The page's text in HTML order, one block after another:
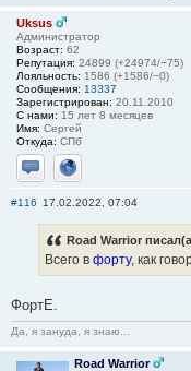
Uksus
Администратор
Возраст: 62
Репутация: 24899 (+24974/−75)
Лояльность: 1586 (+1586/−0)
Сообщения: 13337
Зарегистрирован: 20.11.2010
С нами: 15 лет 8 месяцев
Имя: Сергей
Откуда: СПб
Отправить личное
Сайт
#116 17.02.2022, 07:04
Road Warrior
Всего в форту, как
ФортЕ.
Да, я зануда, я знаю...
Road Warrior